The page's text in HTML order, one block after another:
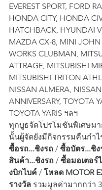
EVEREST SPORT, FORD
HONDA CITY, HONDA
HATCHBACK, HYUNDAI
MAZDA CX-8, MINI JOHN
WORKS CLUBMAN,
ATTRAGE, MITSUBISHI
MITSUBISHI TRITON
NISSAN ALMERA,
ANNIVERSARY, TOYOTA
TOYOTA YARIS ฯลฯ
ทุกบูธจัดโปรโมชันพิเศษมา
นั้นผู้จัดยังมีกิจกรรมคืนกำ
ซื้อรถ...ชิงรถ / ซื้อบัตร...ชิง
สินค้า...ชิงรถ / ซื้อมอเตอร์
งบิกไบค์ / โหลด MOTOR
รางวัล รวมมูลค่ามากกว่า